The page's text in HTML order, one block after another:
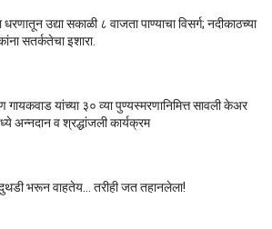
धरणातून उद्या सकाळी ८ वाजता पाण्याचा विसर्ग; नदीकाठच्या
सतर्कतेचा इशारा.
गायकवाड यांच्या ३० व्या पुण्यस्मरणानिमित्त सावली केअर
अन्नदान व श्रद्धांजली कार्यक्रम
भरून वाहतेय... तरीही जत तहानलेला!